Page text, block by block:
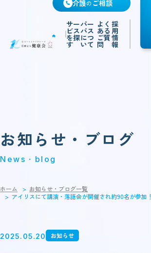
介護の ご相談
サー
ビス
を探
す
パー
パス
につ
いて
よく
ある
ご質
問
採
用
情
報
お知らせ・ブログ
News・blog
ホーム
お知らせ・ブログ一覧
アイリスにて講演・落語会が開催され約90名が参加！
2025.05.20 お知らせ